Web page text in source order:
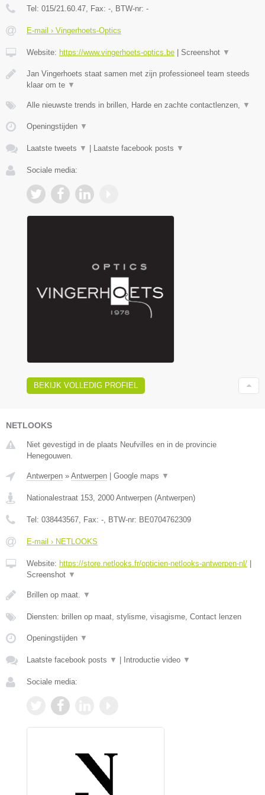
Tel: 015/21.60.47 , Fax: - , BTW-nr: -
E-mail › Vingerhoets-Optics
Website: https://www.vingerhoets-optics.be | Screenshot ▼
Jan Vingerhoets staat samen met zijn professioneel team steeds
klaar om te ▼
Alle nieuwste trends in brillen, Harde en zachte contactlenzen, ▼
Openingstijden ▼
Laatste tweets ▼ | Laatste facebook posts ▼
Sociale media:
BEKIJK VOLLEDIG PROFIEL
NETLOOKS
Niet gevestigd in de plaats Neufvilles en in de provincie
Henegouwen.
Antwerpen » Antwerpen | Google maps ▼
Nationalestraat 153 2000 Antwerpen (Antwerpen)
Tel: 038443567 , Fax: - , BTW-nr: BE0704762309
E-mail › NETLOOKS
Website: https://store.netlooks.fr/opticien-netlooks-antwerpen-nl/ |
Screenshot ▼
Brillen op maat. ▼
Diensten: brillen op maat, stylisme, visagisme, Contact lenzen
Openingstijden ▼
Laatste facebook posts ▼ | Introductie video ▼
Sociale media: